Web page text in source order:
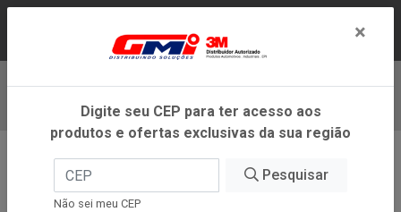
DENTRO DO ESTADO DE MINAS GERAIS.
×
Digite seu CEP para ter acesso aos
produtos e ofertas exclusivas da sua região
Pesquisar
Não sei meu CEP